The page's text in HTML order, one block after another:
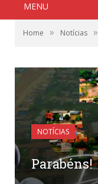
MENU
Home » Notícias »
NOTÍCIAS
Parabéns!